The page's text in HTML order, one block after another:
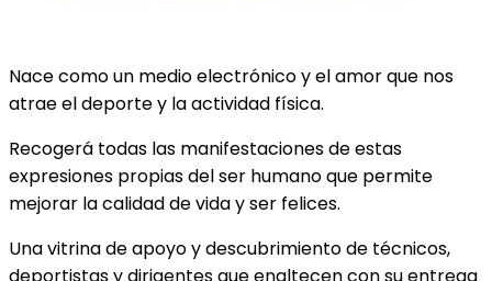
Nace como un medio electrónico y el amor que nos
atrae el deporte y la actividad física.
Recogerá todas las manifestaciones de estas
expresiones propias del ser humano que permite
mejorar la calidad de vida y ser felices.
Una vitrina de apoyo y descubrimiento de técnicos,
deportistas y dirigentes que enaltecen con su entrega